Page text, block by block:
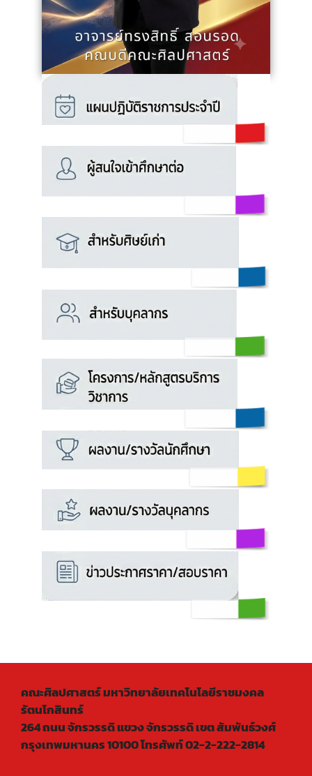
คณะศิลปศาสตร์ มหาวิทยาลัยเทคโนโลยีราชมงคล
รัตนโกสินทร์
264 ถนน จักรวรรดิ แขวง จักรวรรดิ เขต สัมพันธ์วงศ์
กรุงเทพมหานคร 10100 โทรศัพท์ 02-2-222-2814